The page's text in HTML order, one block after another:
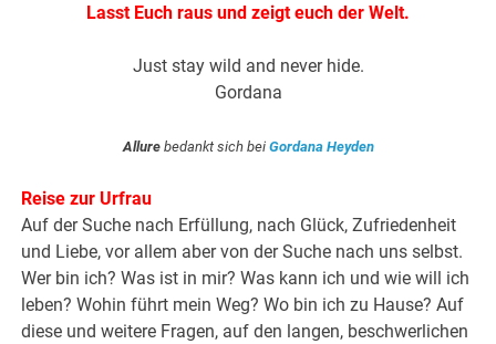
Lasst Euch raus und zeigt euch der Welt.
Just stay wild and never hide.
Gordana
Allurebedankt sich bei Gordana Heyden
Reise zur Urfrau
Auf der Suche nach Erfüllung, nach Glück, Zufriedenheit
und Liebe, vor allem aber von der Suche nach uns selbst.
Wer bin ich? Was ist in mir? Was kann ich und wie will ich
leben? Wohin führt mein Weg? Wo bin ich zu Hause? Auf
diese und weitere Fragen, auf den langen, beschwerlichen